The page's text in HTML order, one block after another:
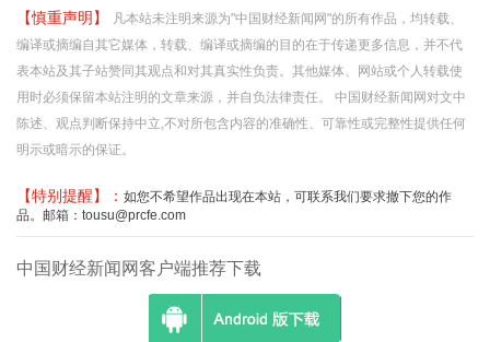
【慎重声明】
凡本站未注明来源为"中国财经新闻网"的所有作品，均转载、
编译或摘编自其它媒体，转载、编译或摘编的目的在于传递更多信息，并不代
表本站及其子站赞同其观点和对其真实性负责。其他媒体、网站或个人转载使
用时必须保留本站注明的文章来源，并自负法律责任。 中国财经新闻网对文中
陈述、观点判断保持中立,不对所包含内容的准确性、可靠性或完整性提供任何
明示或暗示的保证。
【特别提醒】： 如您不希望作品出现在本站，可联系我们要求撤下您的作
品。邮箱：tousu@prcfe.com
中国财经新闻网客户端推荐下载